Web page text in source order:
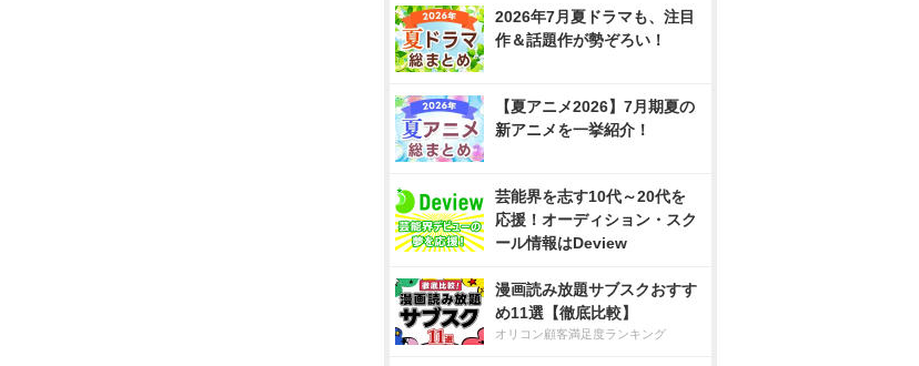
2026年7月夏ドラマも、注目
作＆話題作が勢ぞろい！
【夏アニメ2026】7月期夏の
新アニメを一挙紹介！
芸能界を志す10代～20代を
応援！オーディション・スク
ール情報はDeview
漫画読み放題サブスクおすす
め11選【徹底比較】
オリコン顧客満足度ランキング